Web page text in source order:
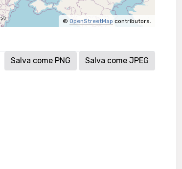
© OpenStreetMap contributors.
Salva come PNG Salva come JPEG